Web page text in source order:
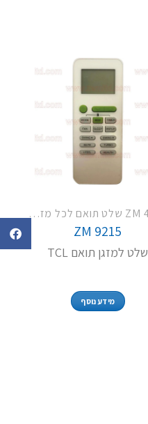
ZM 4009 שלט תואם לכל מזגני פמילי TCL LG האייר וסמסונג
ZM 9215
שלט למזגן תואם TCL
מידע נוסף